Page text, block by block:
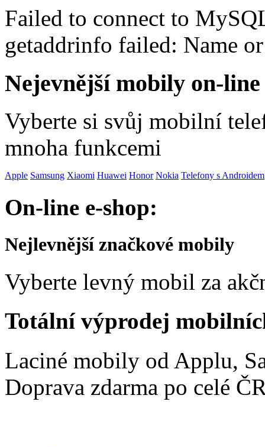
Failed to connect to
getaddrinfo failed: Name
Nejevnější mobily on-
Vyberte si svůj mobilní
mnoha funkcemi
Apple Samsung Xiaomi Huawei Honor Nokia Telefony s Androidem
On-line e-shop:
Nejlevnější značkové mobily
Vyberte levný mobil za
Totální výprodej
Laciné mobily od Applu,
Doprava zdarma po celé